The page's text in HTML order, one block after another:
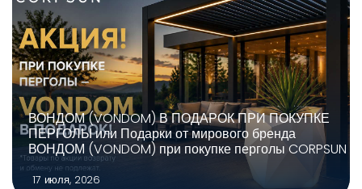
ВОНДОМ (VONDOM) В ПОДАРОК ПРИ ПОКУПКЕ
ПЕРГОЛЫ или Подарки от мирового бренда
ВОНДОМ (VONDOM) при покупке перголы CORPSUN
17 июля, 2026